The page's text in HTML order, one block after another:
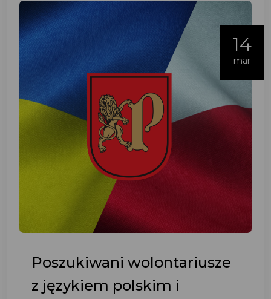
14
mar
Poszukiwani wolontariusze
z językiem polskim i